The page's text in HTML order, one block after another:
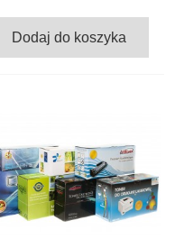
Dodaj do koszyka